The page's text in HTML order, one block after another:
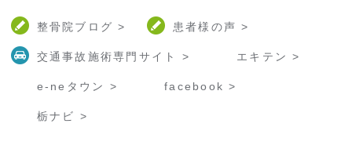
整骨院ブログ > 患者様の声 >
交通事故施術専門サイト > エキテン >
e-neタウン > facebook >
栃ナビ >